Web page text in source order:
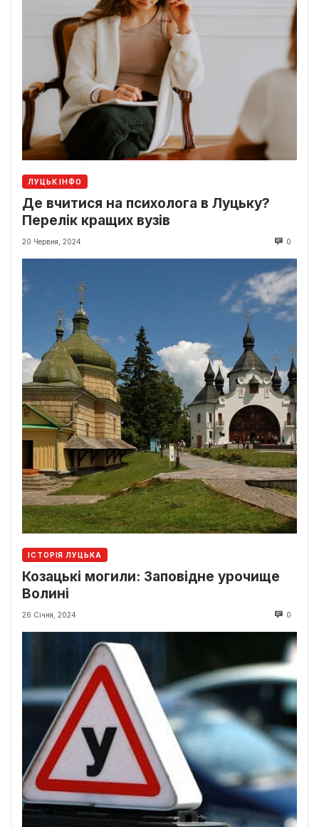
ЛУЦЬК ІНФО
Де вчитися на психолога в Луцьку?
Перелік кращих вузів
20 Червня, 2024 0
ІСТОРІЯ ЛУЦЬКА
Козацькі могили: Заповідне урочище
Волині
26 Січня, 2024 0